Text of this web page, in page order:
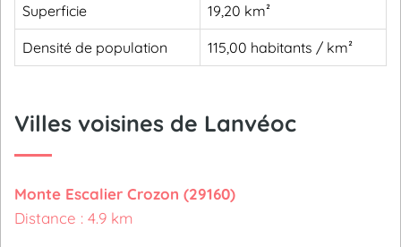
Superficie 19,20 km²
Densité de population 115,00 habitants / km²
Villes voisines de Lanvéoc
Monte Escalier Crozon (29160)
Distance : 4.9 km